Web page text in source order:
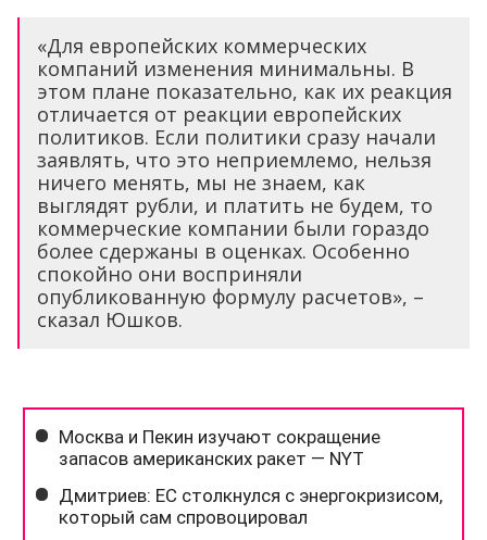
«Для европейских коммерческих
компаний изменения минимальны. В
этом плане показательно, как их реакция
отличается от реакции европейских
политиков. Если политики сразу начали
заявлять, что это неприемлемо, нельзя
ничего менять, мы не знаем, как
выглядят рубли, и платить не будем, то
коммерческие компании были гораздо
более сдержаны в оценках. Особенно
спокойно они восприняли
опубликованную формулу расчетов», –
сказал Юшков.